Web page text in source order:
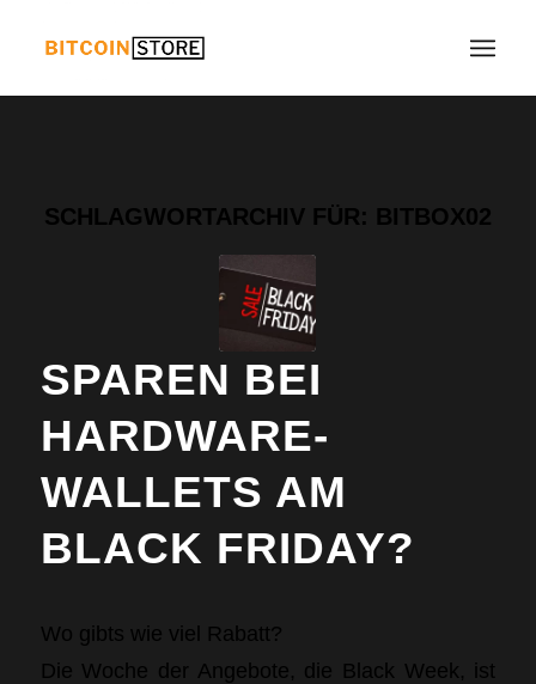
SCHLAGWORTARCHIV FÜR: BITBOX02
SPAREN BEI
HARDWARE-
WALLETS AM
BLACK FRIDAY?
Wo gibts wie viel Rabatt?
Die Woche der Angebote, die Black Week, ist